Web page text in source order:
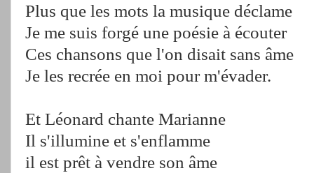
Plus que les mots la musique déclame
Je me suis forgé une poésie à écouter
Ces chansons que l'on disait sans âme
Je les recrée en moi pour m'évader.
Et Léonard chante Marianne
Il s'illumine et s'enflamme
il est prêt à vendre son âme